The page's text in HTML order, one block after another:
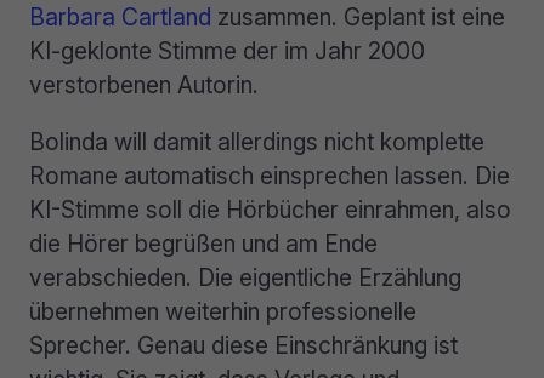
Barbara Cartland zusammen. Geplant ist eine
KI-geklonte Stimme der im Jahr 2000
verstorbenen Autorin.
Bolinda will damit allerdings nicht komplette
Romane automatisch einsprechen lassen. Die
KI-Stimme soll die Hörbücher einrahmen, also
die Hörer begrüßen und am Ende
verabschieden. Die eigentliche Erzählung
übernehmen weiterhin professionelle
Sprecher. Genau diese Einschränkung ist